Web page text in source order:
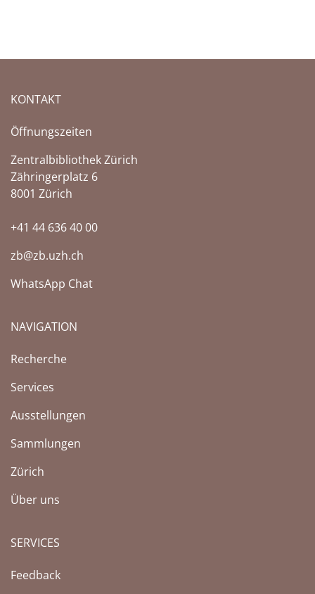
KONTAKT
Öffnungszeiten
Zentralbibliothek Zürich
Zähringerplatz 6
8001 Zürich
+41 44 636 40 00
zb@zb.uzh.ch
WhatsApp Chat
NAVIGATION
Recherche
Services
Ausstellungen
Sammlungen
Zürich
Über uns
SERVICES
Feedback